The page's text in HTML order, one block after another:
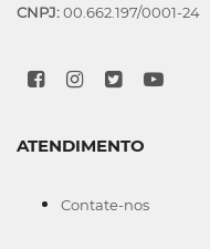
CNPJ:00.662.197/0001-24
ATENDIMENTO
Contate-nos